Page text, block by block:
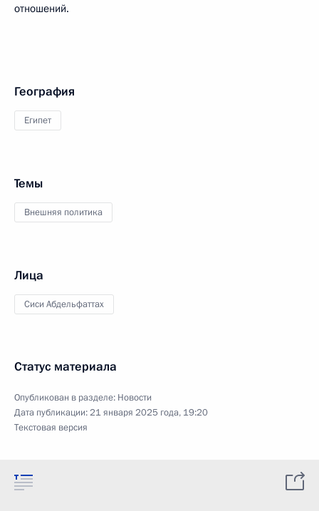
отношений.
География
Египет
Темы
Внешняя политика
Лица
Сиси Абдельфаттах
Статус материала
Опубликован в разделе: Новости
Дата публикации:21 января 2025 года, 19:20
Текстовая версия